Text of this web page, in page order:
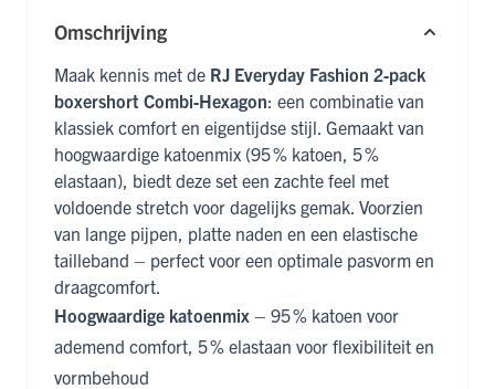
Omschrijving
Maak kennis met de RJ Everyday Fashion 2‑pack
boxershort Combi‑Hexagon: een combinatie van
klassiek comfort en eigentijdse stijl. Gemaakt van
hoogwaardige katoenmix (95 % katoen, 5 %
elastaan), biedt deze set een zachte feel met
voldoende stretch voor dagelijks gemak. Voorzien
van lange pijpen, platte naden en een elastische
tailleband – perfect voor een optimale pasvorm en
draagcomfort.
Hoogwaardige katoenmix – 95 % katoen voor
ademend comfort, 5 % elastaan voor flexibiliteit en
vormbehoud